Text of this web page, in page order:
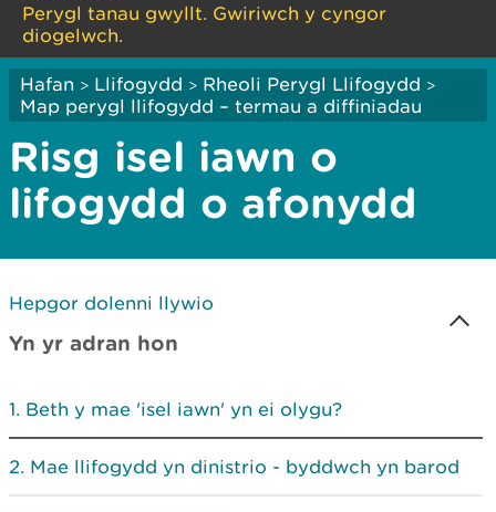
Perygl tanau gwyllt. Gwiriwch y cyngor
diogelwch.
Hafan > Llifogydd > Rheoli Perygl Llifogydd >
Map perygl llifogydd – termau a diffiniadau
Risg isel iawn o
lifogydd o afonydd
Hepgor dolenni llywio
Yn yr adran hon
Beth y mae 'isel iawn' yn ei olygu?
Mae llifogydd yn dinistrio - byddwch yn barod